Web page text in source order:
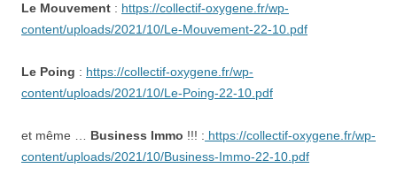
Le Mouvement : https://collectif-oxygene.fr/wp-
content/uploads/2021/10/Le-Mouvement-22-10.pdf
Le Poing : https://collectif-oxygene.fr/wp-
content/uploads/2021/10/Le-Poing-22-10.pdf
et même … Business Immo !!! : https://collectif-oxygene.fr/wp-
content/uploads/2021/10/Business-Immo-22-10.pdf